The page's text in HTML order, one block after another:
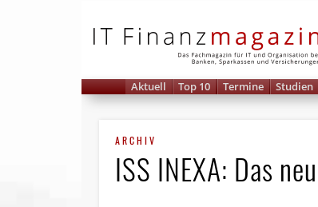
Aktuell Top 10 Termine Studien
ARCHIV
ISS INEXA: Das